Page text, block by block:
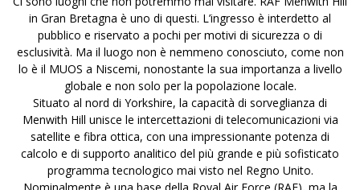
in Gran Bretagna è uno di questi. L’ingresso è interdetto al
pubblico e riservato a pochi per motivi di sicurezza o di
esclusività. Ma il luogo non è nemmeno conosciuto, come non
lo è il MUOS a Niscemi, nonostante la sua importanza a livello
globale e non solo per la popolazione locale.
Situato al nord di Yorkshire, la capacità di sorveglianza di
Menwith Hill unisce le intercettazioni di telecomunicazioni via
satellite e fibra ottica, con una impressionante potenza di
calcolo e di supporto analitico del più grande e più sofisticato
programma tecnologico mai visto nel Regno Unito.